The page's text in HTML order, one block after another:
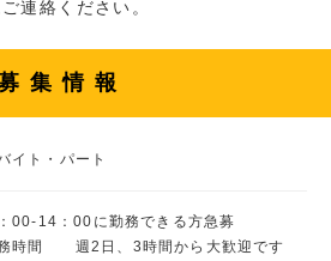
連絡ください。
集情報
イト・パート
00-14：00に勤務できる方急募
務時間 週2日、3時間から大歓迎です